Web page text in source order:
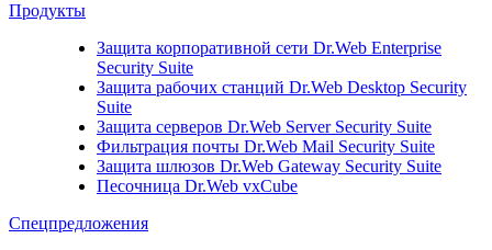
Продукты
Защита корпоративной сети Dr.Web Enterprise
Security Suite
Защита рабочих станций Dr.Web Desktop Security
Suite
Защита серверов Dr.Web Server Security Suite
Фильтрация почты Dr.Web Mail Security Suite
Защита шлюзов Dr.Web Gateway Security Suite
Песочница Dr.Web vxCube
Спецпредложения